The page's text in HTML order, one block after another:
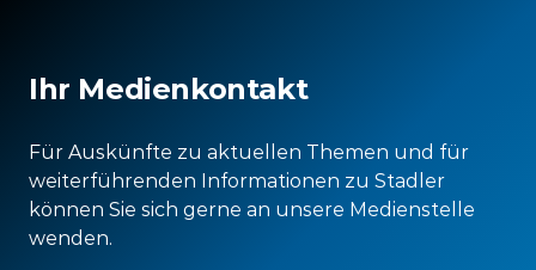
Ihr Medienkontakt
Für Auskünfte zu aktuellen Themen und für
weiterführenden Informationen zu Stadler
können Sie sich gerne an unsere Medienstelle
wenden.